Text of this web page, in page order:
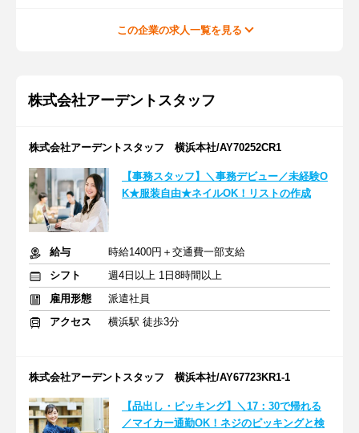
この企業の求人一覧を見る
株式会社アーデントスタッフ
株式会社アーデントスタッフ 横浜本社/AY70252CR1
【事務スタッフ】＼事務デビュー／未経験O
K★服装自由★ネイルOK！リストの作成
給与
時給1400円＋交通費一部支給
シフト
週4日以上 1日8時間以上
雇用形態
派遣社員
アクセス
横浜駅 徒歩3分
株式会社アーデントスタッフ 横浜本社/AY67723KR1-1
【品出し・ピッキング】＼17：30で帰れる
／マイカー通勤OK！ネジのピッキングと検